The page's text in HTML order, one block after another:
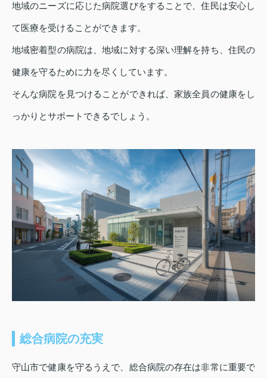
地域のニーズに応じた病院選びをすることで、住民は安心し
て医療を受けることができます。
地域密着型の病院は、地域に対する深い理解を持ち、住民の
健康を守るために力を尽くしています。
そんな病院を見つけることができれば、家族全員の健康をし
っかりとサポートできるでしょう。
総合病院の充実
守山市で健康を守るうえで、総合病院の存在は非常に重要で